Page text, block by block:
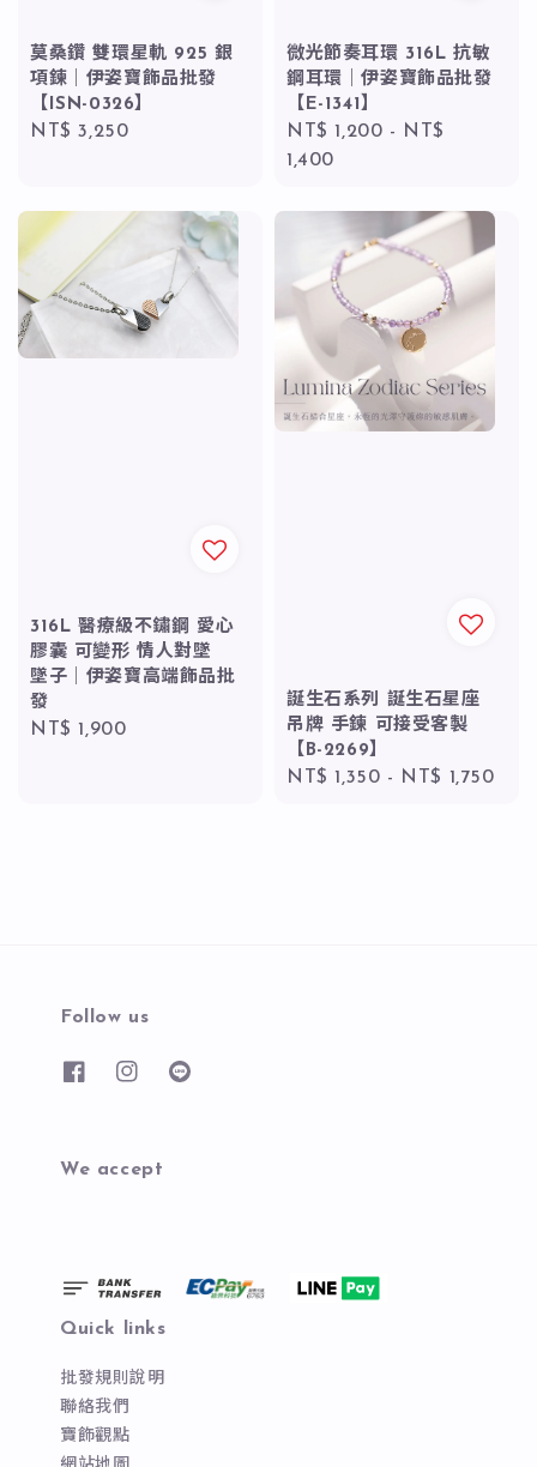
莫桑鑽 雙環星軌 925 銀
項鍊｜伊姿寶飾品批發
【ISN-0326】
Regular
NT$ 3,250
微光節奏耳環 316L 抗敏
鋼耳環｜伊姿寶飾品批發
【E-1341】
Regular
price
NT$ 1,200 - NT$
1,400
316L 醫療級不鏽鋼 愛心
膠囊 可變形 情人對墜
墜子｜伊姿寶高端飾品批
發
Regular
NT$ 1,900
誕生石系列 誕生石星座
吊牌 手鍊 可接受客製
【B-2269】
Regular
NT$ 1,350 - NT$ 1,750
Follow us
We accept
Quick links
批發規則說明
聯絡我們
寶飾觀點